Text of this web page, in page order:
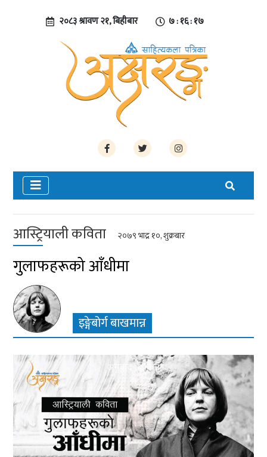
२०८३ श्रावण २१, बिहीबार ७ : १६ : १८
आस्ट्रियाली कविता २०७९ भाद्र १०, शुक्रबार
गुलाफहरूको आँधीमा
इङ्गेबोर्ग बाखमान्न